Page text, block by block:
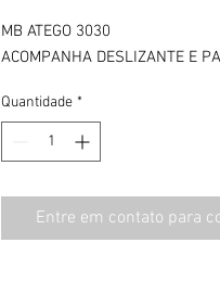
MB ATEGO 3030
ACOMPANHA DESLIZANTE E
Quantidade *
Entre em contato para